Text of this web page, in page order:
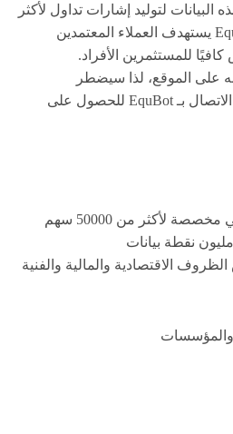
لتوليد إشارات تداول لأكثر
من 50000 سهم. لكن، EquBot يستهدف العملاء المعتمدين
للمستثمرين الأفراد.
على الموقع، لذا سيضطر
المستخدمون المهتمون إلى الاتصال بـ EquBot للحصول على
والمؤسسات